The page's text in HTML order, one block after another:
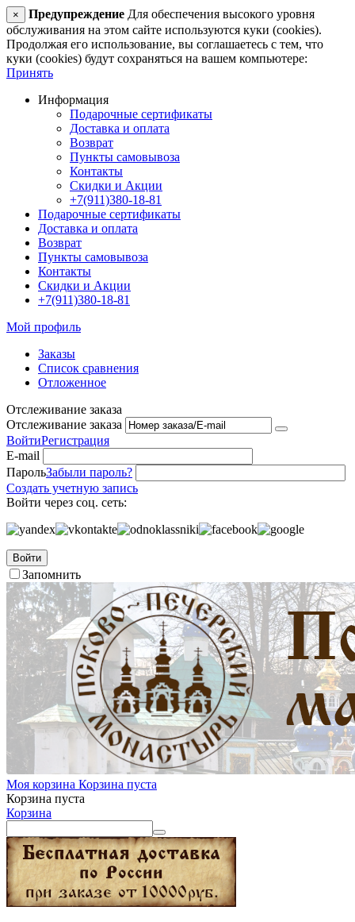
× Предупреждение Для обеспечения высокого уровня
обслуживания на этом сайте используются куки (cookies).
Продолжая его использование, вы соглашаетесь с тем, что
куки (cookies) будут сохраняться на вашем компьютере:
Принять
Информация
Подарочные сертификаты
Доставка и оплата
Возврат
Пункты самовывоза
Контакты
Скидки и Акции
+7(911)380-18-81
Подарочные сертификаты
Доставка и оплата
Возврат
Пункты самовывоза
Контакты
Скидки и Акции
+7(911)380-18-81
Мой профиль
Заказы
Список сравнения
Отложенное
Отслеживание заказа
Отслеживание заказа
ВойтиРегистрация
E-mail
ПарольЗабыли пароль?
Создать учетную запись
Войти через соц. сеть:
Войти
Запомнить
Моя корзина Корзина пуста
Корзина пуста
Корзина